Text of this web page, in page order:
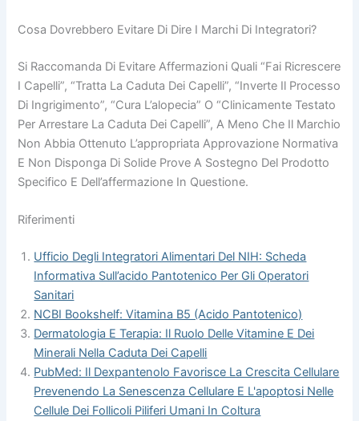
Cosa Dovrebbero Evitare Di Dire I Marchi Di Integratori?
Si Raccomanda Di Evitare Affermazioni Quali “fai Ricrescere
I Capelli”, “tratta La Caduta Dei Capelli”, “inverte Il Processo
Di Ingrigimento”, “cura L’alopecia” O “clinicamente Testato
Per Arrestare La Caduta Dei Capelli”, A Meno Che Il Marchio
Non Abbia Ottenuto L’appropriata Approvazione Normativa
E Non Disponga Di Solide Prove A Sostegno Del Prodotto
Specifico E Dell’affermazione In Questione.
Riferimenti
Ufficio Degli Integratori Alimentari Del NIH: Scheda
Informativa Sull’acido Pantotenico Per Gli Operatori
Sanitari
NCBI Bookshelf: Vitamina B5 (acido Pantotenico)
Dermatologia E Terapia: Il Ruolo Delle Vitamine E Dei
Minerali Nella Caduta Dei Capelli
PubMed: Il Dexpantenolo Favorisce La Crescita Cellulare
Prevenendo La Senescenza Cellulare E L'apoptosi Nelle
Cellule Dei Follicoli Piliferi Umani In Coltura